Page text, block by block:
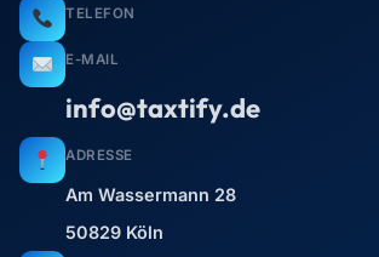
TELEFON
E-MAIL
info@taxtify.de
ADRESSE
Am Wassermann 28
50829 Köln